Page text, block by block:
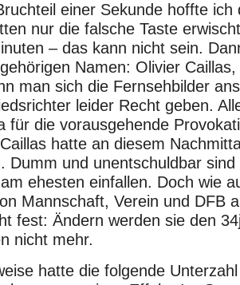
einer Sekunde hoffte ich
nur die falsche Taste
– das kann nicht sein.
Namen: Olivier
man sich die Fernsehbilder
leider Recht geben.
für die vorausgehende
hatte an diesem
Dumm und unentschuldbar sind
ehesten einfallen. Doch wie
Mannschaft, Verein und DFB
fest: Ändern werden sie den
nicht mehr.
hatte die folgende